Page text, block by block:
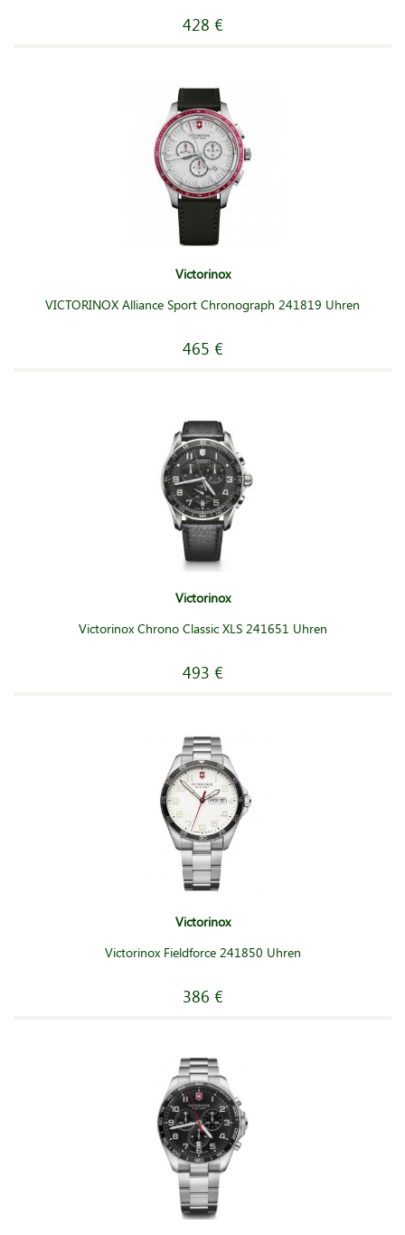
428 €
Victorinox
VICTORINOX Alliance Sport Chronograph 241819 Uhren
465 €
Victorinox
Victorinox Chrono Classic XLS 241651 Uhren
493 €
Victorinox
Victorinox Fieldforce 241850 Uhren
386 €